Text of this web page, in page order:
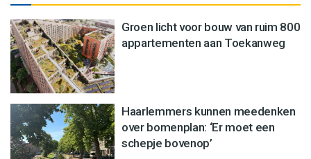
Groen licht voor bouw van ruim 800
appartementen aan Toekanweg
Haarlemmers kunnen meedenken
over bomenplan: ‘Er moet een
schepje bovenop’